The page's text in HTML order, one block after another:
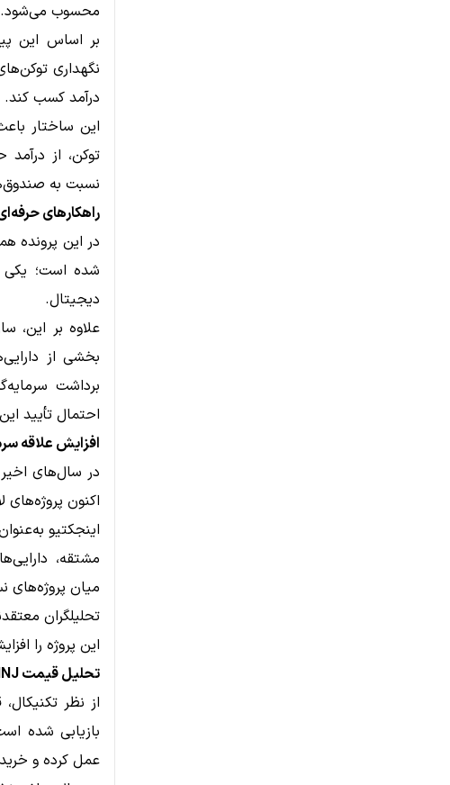
محسوب می‌شود.
درآمد کسب کند.
این ساختار
نسبت به
راهکارهای
شده است؛ یکی
دیجیتال.
علاوه بر این،
بخشی از
برداشت
احتمال تأیید این ETF افزایش پیدا کند.
افزایش علاقه
در سال‌های اخیر
اکنون پروژه‌های
مشتقه،
میان پروژه‌های
این پروژه را
تحلیل قیمت INJ؛ مقاومت ۷ دلاری در انتظار خریداران
از نظر
عمل کرده و